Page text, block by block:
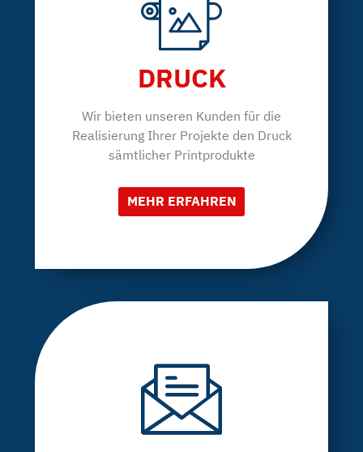
DRUCK
Wir bieten unseren Kunden für die
Realisierung Ihrer Projekte den Druck
sämtlicher Printprodukte
MEHR ERFAHREN